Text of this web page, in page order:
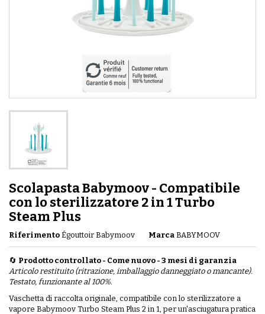
Scolapasta Babymoov - Compatibile
con lo sterilizzatore 2 in 1 Turbo
Steam Plus
Riferimento Égouttoir Babymoov Marca BABYMOOV
🔄 Prodotto controllato - Come nuovo - 3 mesi di garanzia
Articolo restituito (ritrazione, imballaggio danneggiato o mancante).
Testato, funzionante al 100%.
Vaschetta di raccolta originale, compatibile con lo sterilizzatore a
vapore Babymoov Turbo Steam Plus 2 in 1, per un'asciugatura pratica